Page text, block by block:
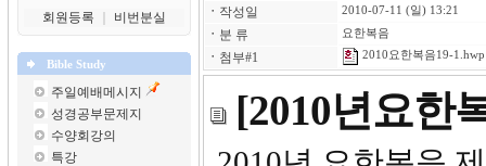
회원등록
비번분실
Bible Study
주일예배메시지
성경공부문제지
수양회강의
특강
ㆍ 작성일 2010-07-11 (일) 13:21
ㆍ 분 류 요한복음
ㆍ 첨부#1 2010요한복음19-1.hwp
[2010년요한